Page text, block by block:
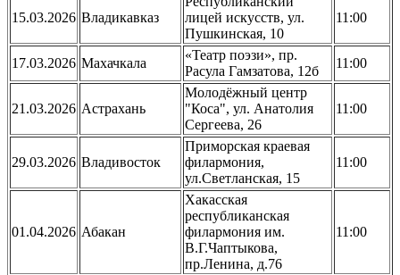
15.03.2026 Владикавказ
лицей искусств, ул.
Пушкинская, 10
11:00
17.03.2026 Махачкала
«Театр поэзи», пр.
Расула Гамзатова, 12б
11:00
21.03.2026 Астрахань
Молодёжный центр
"Коса", ул. Анатолия
Сергеева, 26
11:00
29.03.2026 Владивосток
Приморская краевая
филармония,
ул.Светланская, 15
11:00
01.04.2026 Абакан
Хакасская
республиканская
филармония им.
В.Г.Чаптыкова,
пр.Ленина, д.76
11:00